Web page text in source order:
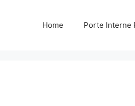
Home Porte Interne